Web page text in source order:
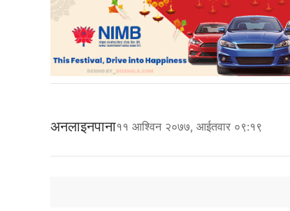
अनलाइनपाना११ आश्विन २०७७, आईतवार ०९:१९